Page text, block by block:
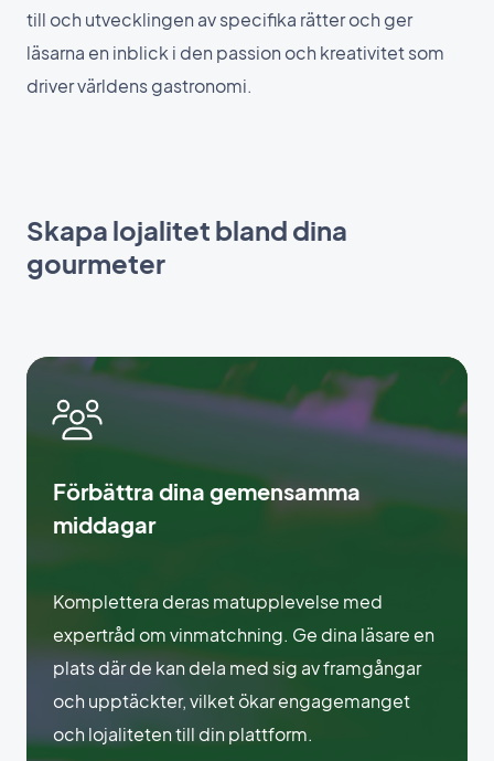
till och utvecklingen av specifika rätter och ger
läsarna en inblick i den passion och kreativitet som
driver världens gastronomi.
Skapa lojalitet bland dina
gourmeter
Förbättra dina gemensamma
middagar
Komplettera deras matupplevelse med
expertråd om vinmatchning. Ge dina läsare en
plats där de kan dela med sig av framgångar
och upptäckter, vilket ökar engagemanget
och lojaliteten till din plattform.